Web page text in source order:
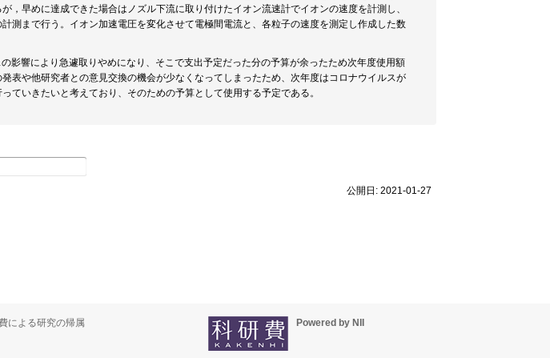
，早めに達成できた場合はノズル下流に取り付けたイオン流速計でイオンの速度を計測し、
測まで行う。イオン加速電圧を変化させて電極間電流と、各粒子の速度を測定し作成した数
影響により急遽取りやめになり、そこで支出予定だった分の予算が余ったため次年度使用額
表や他研究者との意見交換の機会が少なくなってしまったため、次年度はコロナウイルスが
ていきたいと考えており、そのための予算として使用する予定である。
公開日: 2021-01-27
による研究の帰属 Powered by NII